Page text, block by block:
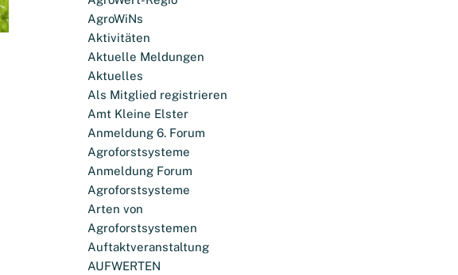
AgroWiNs
Aktivitäten
Aktuelle Meldungen
Aktuelles
Als Mitglied registrieren
Amt Kleine Elster
Anmeldung 6. Forum
Agroforstsysteme
Anmeldung Forum
Agroforstsysteme
Arten von
Agroforstsystemen
Auftaktveranstaltung
AUFWERTEN